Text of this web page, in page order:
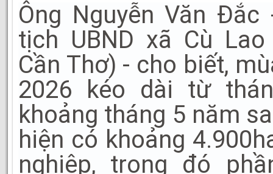
Ông Nguyễn Văn Đắc
tịch UBND xã Cù
Cần Thơ) - cho biết,
2026 kéo dài từ
khoảng tháng 5 năm
hiện có khoảng
nghiệp, trong đó